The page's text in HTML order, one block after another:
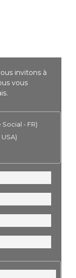
invitons à
vous
- FR)